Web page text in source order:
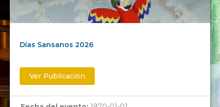
Días Sansanos 2026
Ver Publicación